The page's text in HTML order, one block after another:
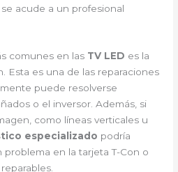
acude a un profesional
comunes en las TV LED es la
Esta es una de las reparaciones
puede resolverse
o el inversor. Además, si
como líneas verticales u
especializado podría
en la tarjeta T-Con o